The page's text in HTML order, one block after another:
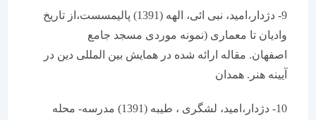
9- دژدار،امید، نبی ائی، الهه (1391) پالیمسست،از تاریخ
وادیان تا معماری (نمونه موردی مسجد جامع
اصفهان. مقاله ارائه شده در همایش بین المللی دین در
آیینه هنر. همدان
10- دژدار،امید، لشگری ، طیبه (1391) مدرسه- محله